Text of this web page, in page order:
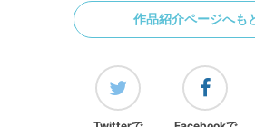
作品紹介ページへも